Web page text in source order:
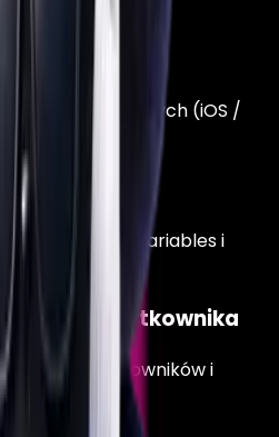
mobilnych (iOS /
Auto Layout, Variables i
użytkownika
użytkowników i